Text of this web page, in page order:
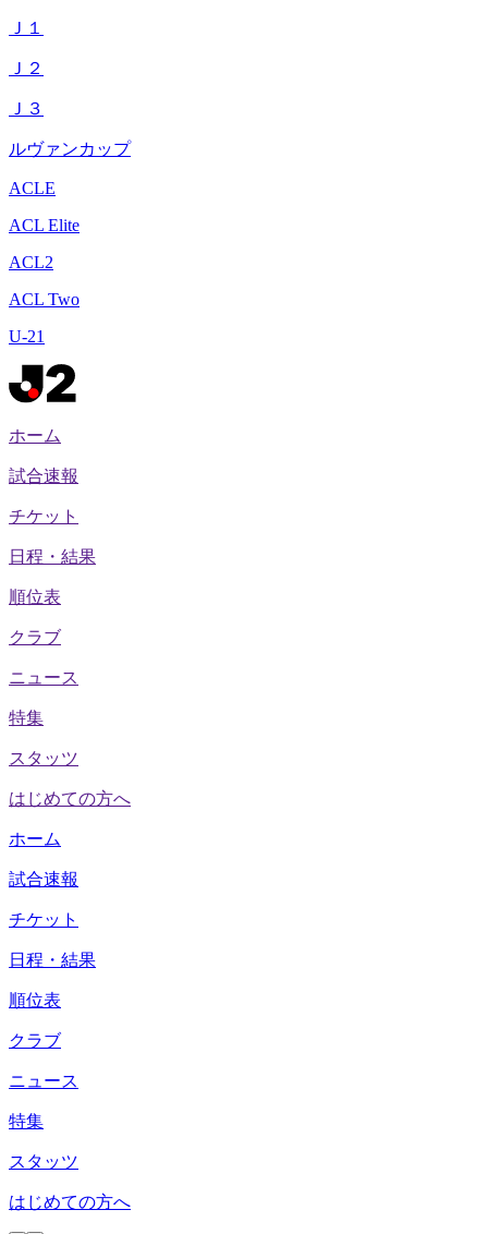
Ｊ１
Ｊ２
Ｊ３
ルヴァンカップ
ACLE
ACL Elite
ACL2
ACL Two
U-21
ホーム
試合速報
チケット
日程・結果
順位表
クラブ
ニュース
特集
スタッツ
はじめての方へ
ホーム
試合速報
チケット
日程・結果
順位表
クラブ
ニュース
特集
スタッツ
はじめての方へ